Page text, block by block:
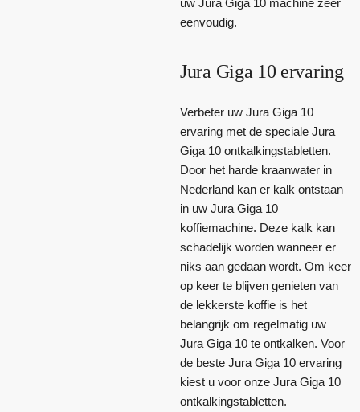
eenvoudig.
Jura Giga 10 ervaring
Verbeter uw Jura Giga 10
ervaring met de speciale Jura
Giga 10 ontkalkingstabletten.
Door het harde kraanwater in
Nederland kan er kalk ontstaan
in uw Jura Giga 10
koffiemachine. Deze kalk kan
schadelijk worden wanneer er
niks aan gedaan wordt. Om keer
op keer te blijven genieten van
de lekkerste koffie is het
belangrijk om regelmatig uw
Jura Giga 10 te ontkalken. Voor
de beste Jura Giga 10 ervaring
kiest u voor onze Jura Giga 10
ontkalkingstabletten.